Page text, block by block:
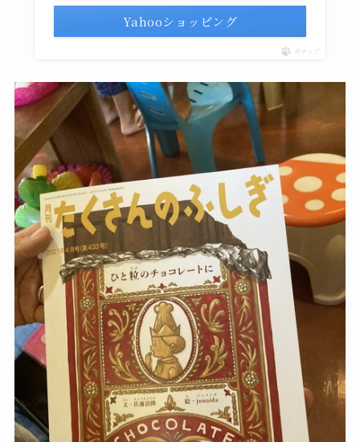
Yahooショッピング
ポチップ